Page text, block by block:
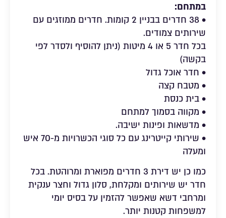
במתחם:
• 38 חדרים בבניין 2 קומות. חדרים ממוזגים עם
שירותים צמודים.
בכל חדר 5 או 4 מיטות (ניתן להוסיף ולסדר לפי
בקשה)
• חדר אוכל גדול
• מטבח קצה
• בית כנסת
• מקווה בסמוך למתחם
• מדשאות ופינות ישיבה.
• שירותי קייטרינג עם כל סוגי הכשרויות מ-70 איש
ומעלה
כמו כן יש דירת 3 חדרים מפוארת ומרוהטת. בכל
חדר יש שירותים ומקלחת, סלון גדול וחצר ענקית
ומרחבי דשא שאפשר להזמין על בסיס יומי
למשפחות קטנות יותר.